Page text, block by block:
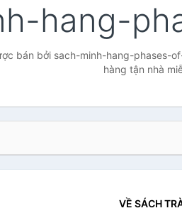
hang-
bán bởi sach-minh-hang-phases-
hàng tận nhà
VỀ SÁCH